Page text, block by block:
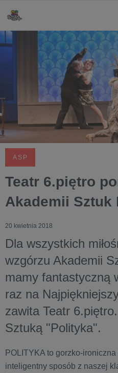
ASP
Teatr 6.piętro
Akademii Sztuk
20 kwietnia 2018
Dla wszystkich
wzgórzu Akademii
mamy fantastyczną
raz na
zawita Teatr
Sztuką "Polityka".
POLITYKA to gorzko-
inteligentny sposób z naszej